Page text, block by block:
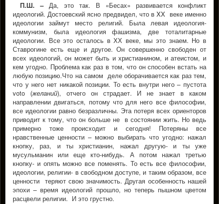
П.Ш.–Да, это так. В «Бесах» развивается конфликт
идеологий. Достоевский ясно предвидел, что в XX веке именно
идеологии займут место религий. Была левая идеология-
коммунизм, была идеология фашизма, две тоталитарные
идеологии. Все это осталось в ХХ веке, мы это знаем. Но в
Ставрогине есть еще и другое. Он совершенно свободен от
всех идеологий, он может быть и христианином, и атеистом, и
кем угодно. Проблема как раз в том, что он способен встать на
любую позицию.Что на самом деле оборачивается как раз тем,
что у него нет никакой позиции. То есть внутри него – пустота
voto (желаний), отчего он страдает. И не знает в каком
направлении двигаться, потому что для него все философии,
все идеологии равно безразличны. Эта потеря всех ориенторов
приводит к тому, что он больше не в состоянии жить. Но ведь
примерно тоже происходит и сегодня! Потеряны все
нравственные ценности – можно выбирать что угодно: нажал
кнопку, раз, и ты христианин, нажал другую- и ты уже
мусульманин или еще кто-нибудь. А потом нажал третью
кнопку- и опять можно все поменять. То есть все философии,
идеологии, религии- в свободном доступе, и таким образом, все
ценности теряют свою значимость. Другая особенность нашей
эпохи – время идеологий прошло, но теперь пышном цветом
расцвели религии. И это грустно.